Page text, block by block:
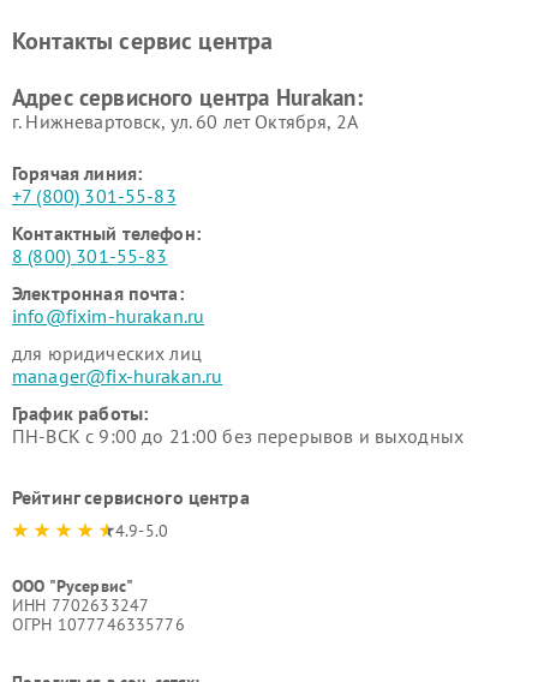
Hurakan
Контакты сервис центра
Адрес сервисного центра Hurakan:
г. Нижневартовск, ул. 60 лет Октября, 2А
Горячая линия:
+7 (800) 301-55-83
Контактный телефон:
8 (800) 301-55-83
Электронная почта:
info@fixim-hurakan.ru
для юридических лиц
manager@fix-hurakan.ru
График работы:
ПН-ВСК с 9:00 до 21:00 без перерывов и выходных
Рейтинг сервисного центра
4.9-5.0
ООО "Русервис"
ИНН 7702633247
ОГРН 1077746335776